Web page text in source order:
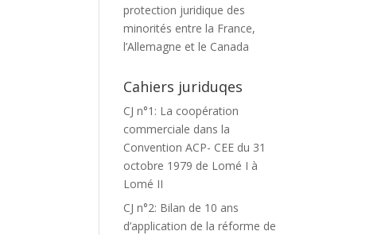
protection juridique des
minorités entre la France,
l’Allemagne et le Canada
Cahiers juriduqes
CJ n°1: La coopération
commerciale dans la
Convention ACP- CEE du 31
octobre 1979 de Lomé I à
Lomé II
CJ n°2: Bilan de 10 ans
d’application de la réforme de